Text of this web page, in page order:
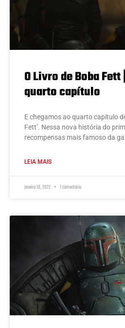
O Livro de Boba
quarto capítulo
E chegamos ao quarto capítulo
Fett’. Nessa nova história do
recompensas mais famoso da
LEIA MAIS
janeiro 19, 2022 1 comentário